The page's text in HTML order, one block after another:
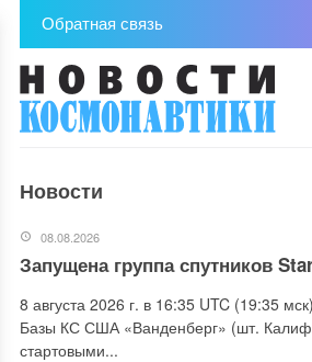
Обратная связь
Новости
08.08.2026
Запущена группа спутников
8 августа 2026 г. в 16:35 UTC (19:35
Базы КС США «Ванденберг» (шт.
стартовыми...